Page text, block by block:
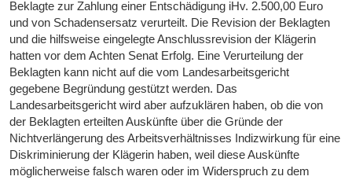
Beklagte zur Zahlung einer Entschädigung iHv. 2.500,00 Euro
und von Schadensersatz verurteilt. Die Revision der Beklagten
und die hilfsweise eingelegte Anschlussrevision der Klägerin
hatten vor dem Achten Senat Erfolg. Eine Verurteilung der
Beklagten kann nicht auf die vom Landesarbeitsgericht
gegebene Begründung gestützt werden. Das
Landesarbeitsgericht wird aber aufzuklären haben, ob die von
der Beklagten erteilten Auskünfte über die Gründe der
Nichtverlängerung des Arbeitsverhältnisses Indizwirkung für eine
Diskriminierung der Klägerin haben, weil diese Auskünfte
möglicherweise falsch waren oder im Widerspruch zu dem